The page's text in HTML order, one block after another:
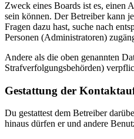
Zweck eines Boards ist es, einen
sein können. Der Betreiber kann
Fragen dazu hast, suche nach
Personen (Administratoren)
Andere als die oben genannten
Strafverfolgungsbehörden)
Gestattung der
Du gestattest dem Betreiber
hinaus dürfen er und andere